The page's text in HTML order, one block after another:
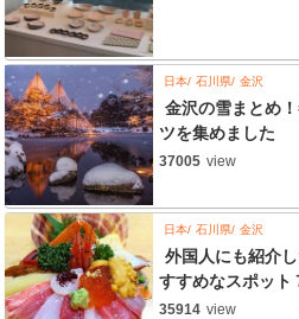
日本 石川県 金沢
金沢の雪まとめ
ツを集めました
37005 view
日本 石川県 金沢
外国人にも紹介
すすめなスポット
35914 view